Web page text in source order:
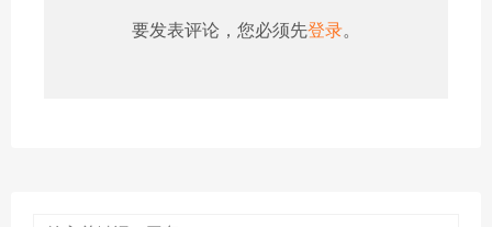
要发表评论，您必须先登录。